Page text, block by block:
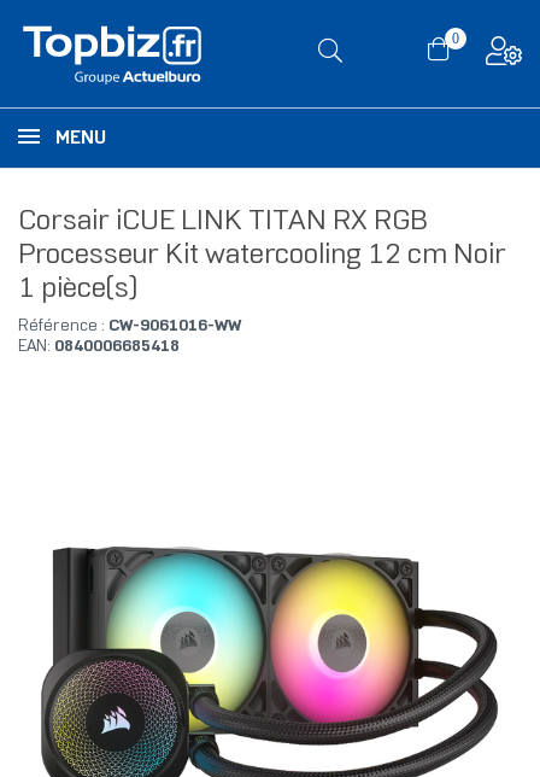
0
MENU
Corsair iCUE LINK TITAN RX RGB
Processeur Kit watercooling 12 cm Noir
1 pièce(s)
Référence : CW-9061016-WW
EAN: 0840006685418